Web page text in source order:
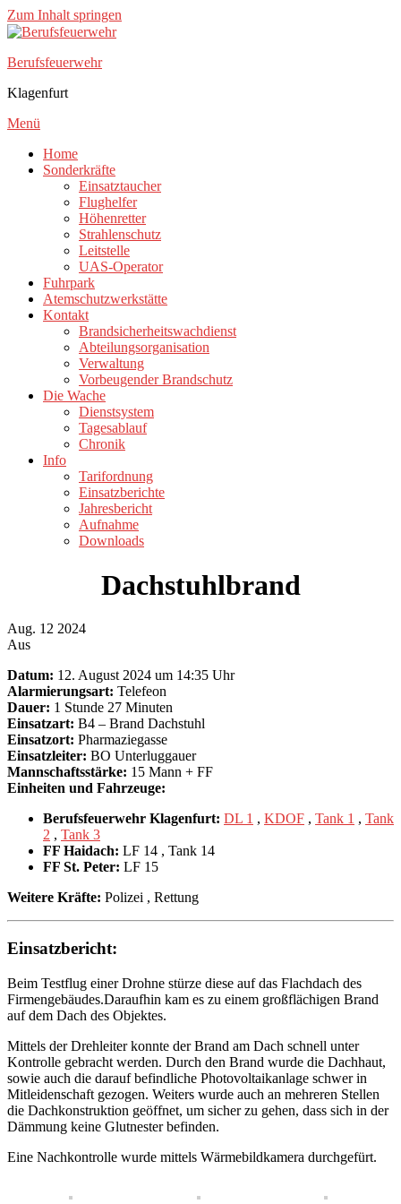
Zum Inhalt springen
Berufsfeuerwehr
Klagenfurt
Menü
Home
Sonderkräfte
Einsatztaucher
Flughelfer
Höhenretter
Strahlenschutz
Leitstelle
UAS-Operator
Fuhrpark
Atemschutzwerkstätte
Kontakt
Brandsicherheitswachdienst
Abteilungsorganisation
Verwaltung
Vorbeugender Brandschutz
Die Wache
Dienstsystem
Tagesablauf
Chronik
Info
Tarifordnung
Einsatzberichte
Jahresbericht
Aufnahme
Downloads
Dachstuhlbrand
Aug. 12 2024
Aus
Datum: 12. August 2024 um 14:35 Uhr
Alarmierungsart: Telefeon
Dauer: 1 Stunde 27 Minuten
Einsatzart: B4 – Brand Dachstuhl
Einsatzort: Pharmaziegasse
Einsatzleiter: BO Unterluggauer
Mannschaftsstärke: 15 Mann + FF
Einheiten und Fahrzeuge:
Berufsfeuerwehr Klagenfurt: DL 1 , KDOF , Tank 1 , Tank
2 , Tank 3
FF Haidach: LF 14 , Tank 14
FF St. Peter: LF 15
Weitere Kräfte: Polizei , Rettung
Einsatzbericht:
Beim Testflug einer Drohne stürze diese auf das Flachdach des
Firmengebäudes.Daraufhin kam es zu einem großflächigen Brand
auf dem Dach des Objektes.
Mittels der Drehleiter konnte der Brand am Dach schnell unter
Kontrolle gebracht werden. Durch den Brand wurde die Dachhaut,
sowie auch die darauf befindliche Photovoltaikanlage schwer in
Mitleidenschaft gezogen. Weiters wurde auch an mehreren Stellen
die Dachkonstruktion geöffnet, um sicher zu gehen, dass sich in der
Dämmung keine Glutnester befinden.
Eine Nachkontrolle wurde mittels Wärmebildkamera durchgefürt.